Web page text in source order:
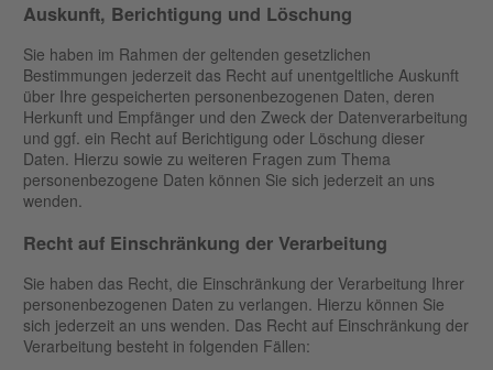
Auskunft, Berichtigung und Löschung
Sie haben im Rahmen der geltenden gesetzlichen
Bestimmungen jederzeit das Recht auf unentgeltliche Auskunft
über Ihre gespeicherten personenbezogenen Daten, deren
Herkunft und Empfänger und den Zweck der Datenverarbeitung
und ggf. ein Recht auf Berichtigung oder Löschung dieser
Daten. Hierzu sowie zu weiteren Fragen zum Thema
personenbezogene Daten können Sie sich jederzeit an uns
wenden.
Recht auf Einschränkung der Verarbeitung
Sie haben das Recht, die Einschränkung der Verarbeitung Ihrer
personenbezogenen Daten zu verlangen. Hierzu können Sie
sich jederzeit an uns wenden. Das Recht auf Einschränkung der
Verarbeitung besteht in folgenden Fällen: